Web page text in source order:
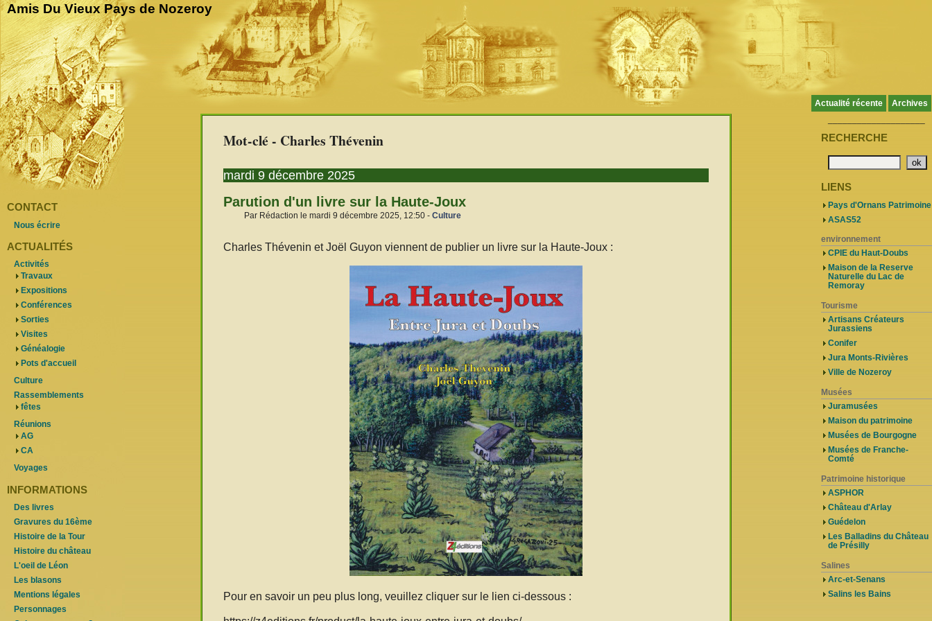
Amis Du Vieux Pays de Nozeroy
Actualité récente Archives
Mot-clé - Charles Thévenin
mardi 9 décembre 2025
Parution d'un livre sur la Haute-Joux
Par Rédaction le mardi 9 décembre 2025, 12:50 - Culture
Charles Thévenin et Joël Guyon viennent de publier un livre sur la Haute-Joux :
Pour en savoir un peu plus long, veuillez cliquer sur le lien ci-dessous :
CONTACT
Nous écrire
ACTUALITÉS
Activités
Travaux
Expositions
Conférences
Sorties
Visites
Généalogie
Pots d'accueil
Culture
Rassemblements
fêtes
Réunions
AG
CA
Voyages
INFORMATIONS
Des livres
Gravures du 16ème
Histoire de la Tour
Histoire du château
L'oeil de Léon
Les blasons
Mentions légales
Personnages
RECHERCHE
LIENS
Pays d'Ornans Patrimoine
ASAS52
environnement
CPIE du Haut-Doubs
Maison de la Reserve
Naturelle du Lac de
Remoray
Tourisme
Artisans Créateurs
Jurassiens
Conifer
Jura Monts-Rivières
Ville de Nozeroy
Musées
Juramusées
Maison du patrimoine
Musées de Bourgogne
Musées de Franche-
Comté
Patrimoine historique
ASPHOR
Château d'Arlay
Guédelon
Les Balladins du Château
de Présilly
Salines
Arc-et-Senans
Salins les Bains